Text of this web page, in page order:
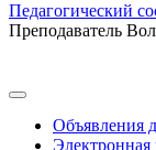
Педагогический
Преподаватель
Объявления
Электронная